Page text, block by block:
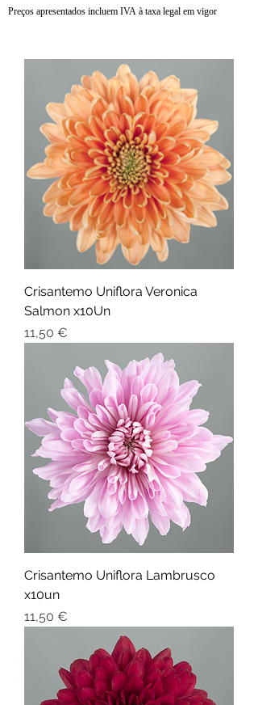
Preços apresentados incluem IVA à taxa legal em vigor
Crisantemo Uniflora Veronica
Salmon x10Un
Preço
11,50 €
Crisantemo Uniflora Lambrusco
x10un
Preço
11,50 €